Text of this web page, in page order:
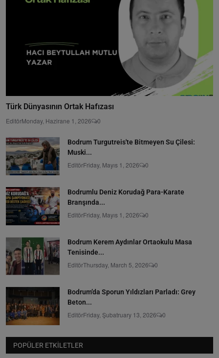
Türk Dünyasının Ortak Hafızası
EditörMonday, Hazirane 1, 2026 0
Bodrum Turgutreis'te Bitmeyen Su Çilesi:
Muski...
EditörFriday, Mayıs 1, 2026 0
Bodrumlu Deniz Korudağ Para-Karate
Branşında...
EditörFriday, Mayıs 1, 2026 0
Bodrum Kerem Aydınlar Ortaokulu Masa
Tenisinde...
EditörThursday, March 5, 2026 0
Bodrum’da Sporun Yıldızları Parladı: Grey
Beton...
EditörFriday, Şubatruary 13, 2026 0
POPÜLER ETKILETLER